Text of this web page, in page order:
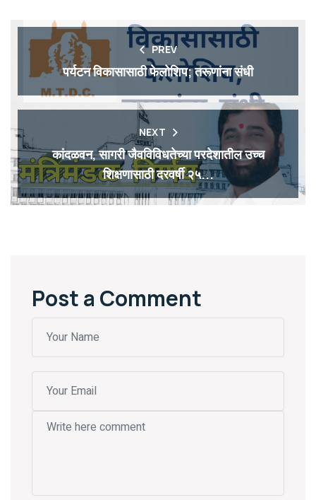
PREV
पर्यटन विकासासाठी फेलोशिप; तरूणांना संधी
NEXT
कांदळवन, सागरी जैवविविधतेच्या परदेशातील उच्च
शिक्षणासाठी दरवर्षी २५...
Post a Comment